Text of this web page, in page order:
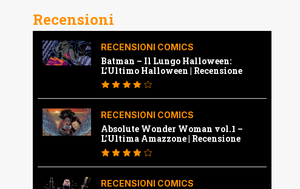
Recensioni
RECENSIONI COMICS
Batman – Il Lungo Halloween:
L’Ultimo Halloween | Recensione
RECENSIONI COMICS
Absolute Wonder Woman vol.1 –
L’Ultima Amazzone | Recensione
RECENSIONI COMICS